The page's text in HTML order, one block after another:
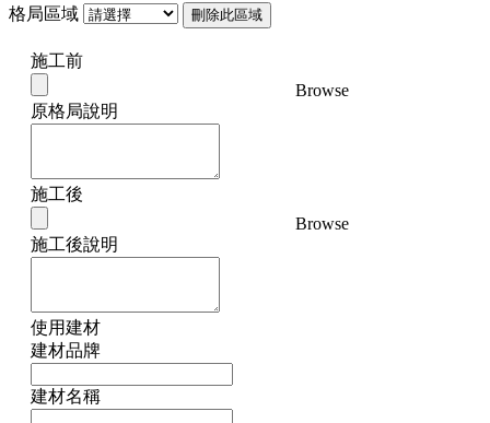
格局區域
刪除此區域
施工前
Browse
原格局說明
施工後
Browse
施工後說明
使用建材
建材品牌
建材名稱